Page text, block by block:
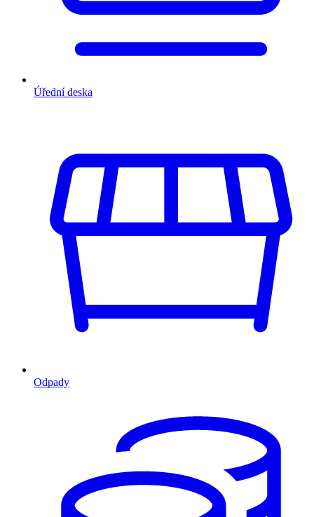
Úřední deska
Odpady